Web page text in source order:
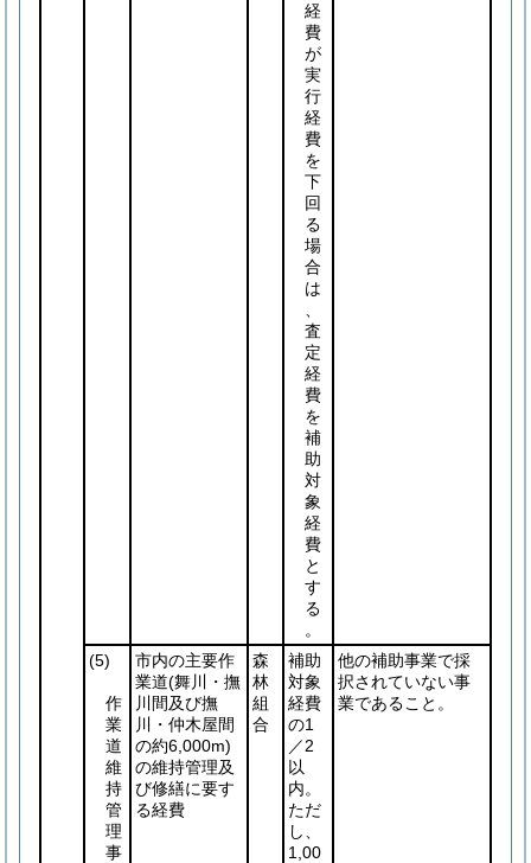
経
費
が
実
行
経
費
を
下
回
る
場
合
は
査
定
経
費
を
補
助
対
象
経
費
と
す
る
。
(5)
作
業
道
維
持
管
理
事
市内の主要作
業道(舞川・撫
川間及び撫
川・仲木屋間
の約6,000m)
の維持管理及
び修繕に要す
る経費
森
林
組
合
補助
対象
経費
の1
／2
以
内。
ただ
し、
1,00
他の補助事業で採
択されていない事
業であること。